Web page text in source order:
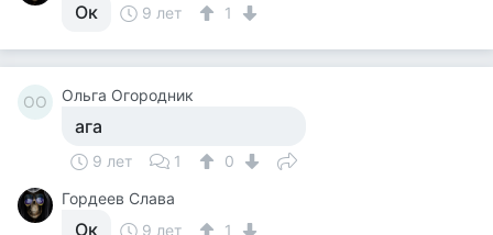
Ок 9 лет 1
ОО Ольга Огородник
ага
9 лет 1
0
Гордеев Слава
Ок 9 лет 1